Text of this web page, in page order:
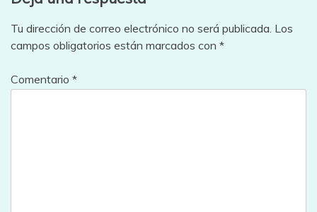
Tu dirección de correo electrónico no será publicada. Los
campos obligatorios están marcados con *
Comentario *